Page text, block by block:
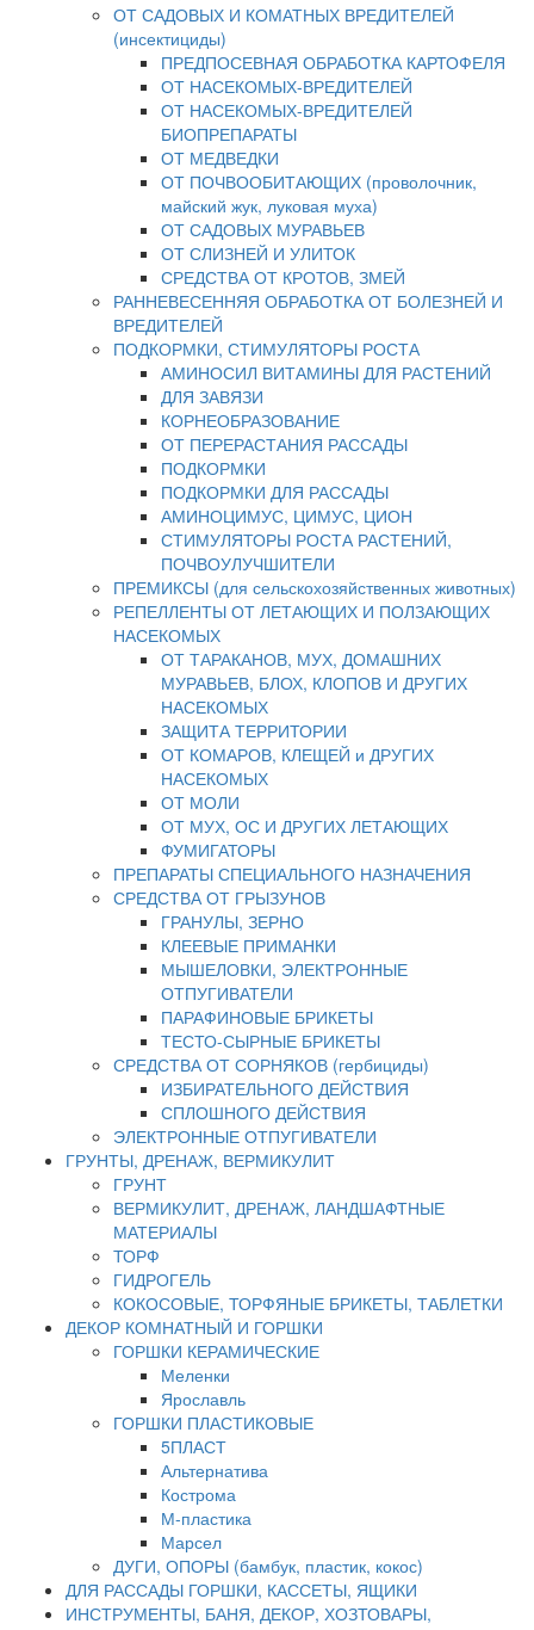
ОТ САДОВЫХ И КОМАТНЫХ ВРЕДИТЕЛЕЙ
(инсектициды)
ПРЕДПОСЕВНАЯ ОБРАБОТКА КАРТОФЕЛЯ
ОТ НАСЕКОМЫХ-ВРЕДИТЕЛЕЙ
ОТ НАСЕКОМЫХ-ВРЕДИТЕЛЕЙ
БИОПРЕПАРАТЫ
ОТ МЕДВЕДКИ
ОТ ПОЧВООБИТАЮЩИХ (проволочник,
майский жук, луковая муха)
ОТ САДОВЫХ МУРАВЬЕВ
ОТ СЛИЗНЕЙ И УЛИТОК
СРЕДСТВА ОТ КРОТОВ, ЗМЕЙ
РАННЕВЕСЕННЯЯ ОБРАБОТКА ОТ БОЛЕЗНЕЙ И
ВРЕДИТЕЛЕЙ
ПОДКОРМКИ, СТИМУЛЯТОРЫ РОСТА
АМИНОСИЛ ВИТАМИНЫ ДЛЯ РАСТЕНИЙ
ДЛЯ ЗАВЯЗИ
КОРНЕОБРАЗОВАНИЕ
ОТ ПЕРЕРАСТАНИЯ РАССАДЫ
ПОДКОРМКИ
ПОДКОРМКИ ДЛЯ РАССАДЫ
АМИНОЦИМУС, ЦИМУС, ЦИОН
СТИМУЛЯТОРЫ РОСТА РАСТЕНИЙ,
ПОЧВОУЛУЧШИТЕЛИ
ПРЕМИКСЫ (для сельскохозяйственных животных)
РЕПЕЛЛЕНТЫ ОТ ЛЕТАЮЩИХ И ПОЛЗАЮЩИХ
НАСЕКОМЫХ
ОТ ТАРАКАНОВ, МУХ, ДОМАШНИХ
МУРАВЬЕВ, БЛОХ, КЛОПОВ И ДРУГИХ
НАСЕКОМЫХ
ЗАЩИТА ТЕРРИТОРИИ
ОТ КОМАРОВ, КЛЕЩЕЙ и ДРУГИХ
НАСЕКОМЫХ
ОТ МОЛИ
ОТ МУХ, ОС И ДРУГИХ ЛЕТАЮЩИХ
ФУМИГАТОРЫ
ПРЕПАРАТЫ СПЕЦИАЛЬНОГО НАЗНАЧЕНИЯ
СРЕДСТВА ОТ ГРЫЗУНОВ
ГРАНУЛЫ, ЗЕРНО
КЛЕЕВЫЕ ПРИМАНКИ
МЫШЕЛОВКИ, ЭЛЕКТРОННЫЕ
ОТПУГИВАТЕЛИ
ПАРАФИНОВЫЕ БРИКЕТЫ
ТЕСТО-СЫРНЫЕ БРИКЕТЫ
СРЕДСТВА ОТ СОРНЯКОВ (гербициды)
ИЗБИРАТЕЛЬНОГО ДЕЙСТВИЯ
СПЛОШНОГО ДЕЙСТВИЯ
ЭЛЕКТРОННЫЕ ОТПУГИВАТЕЛИ
ГРУНТЫ, ДРЕНАЖ, ВЕРМИКУЛИТ
ГРУНТ
ВЕРМИКУЛИТ, ДРЕНАЖ, ЛАНДШАФТНЫЕ
МАТЕРИАЛЫ
ТОРФ
ГИДРОГЕЛЬ
КОКОСОВЫЕ, ТОРФЯНЫЕ БРИКЕТЫ, ТАБЛЕТКИ
ДЕКОР КОМНАТНЫЙ И ГОРШКИ
ГОРШКИ КЕРАМИЧЕСКИЕ
Меленки
Ярославль
ГОРШКИ ПЛАСТИКОВЫЕ
5ПЛАСТ
Альтернатива
Кострома
М-пластика
Марсел
ДУГИ, ОПОРЫ (бамбук, пластик, кокос)
ДЛЯ РАССАДЫ ГОРШКИ, КАССЕТЫ, ЯЩИКИ
ИНСТРУМЕНТЫ, БАНЯ, ДЕКОР, ХОЗТОВАРЫ,